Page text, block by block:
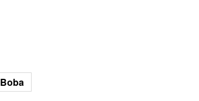
Boba